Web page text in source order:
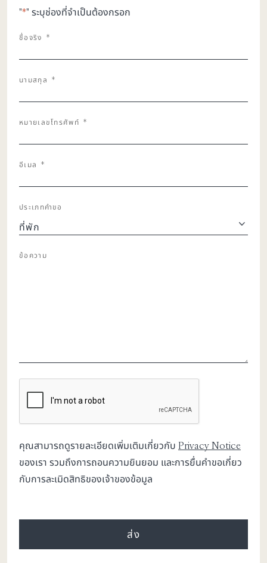
"*" ระบุช่องที่จำเป็นต้องกรอก
ชื่อจริง *
นามสกุล *
หมายเลขโทรศัพท์ *
อีเมล *
ประเภทคำขอ
ข้อความ
คุณสามารถดูรายละเอียดเพิ่มเติมเกี่ยวกับ Privacy Notice
ของเรา รวมถึงการถอนความยินยอม และการยื่นคำขอเกี่ยว
กับการละเมิดสิทธิของเจ้าของข้อมูล